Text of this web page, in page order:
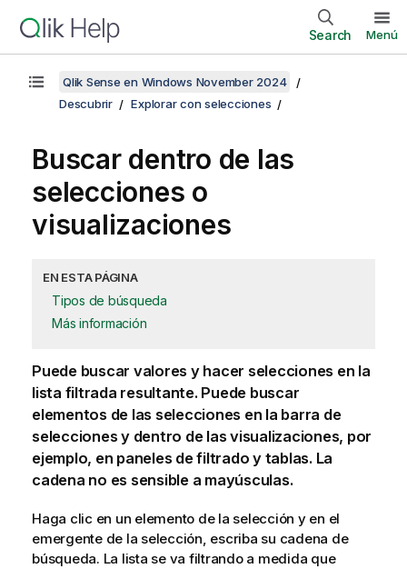
Search Menú
Qlik Sense en Windows November 2024
Descubrir
Explorar con selecciones
Buscar dentro de las
selecciones o
visualizaciones
EN ESTA PÁGINA
Tipos de búsqueda
Más información
Puede buscar valores y hacer selecciones en la
lista filtrada resultante. Puede buscar
elementos de las selecciones en la barra de
selecciones y dentro de las visualizaciones, por
ejemplo, en paneles de filtrado y tablas. La
cadena no es sensible a mayúsculas.
Haga clic en un elemento de la selección y en el
emergente de la selección, escriba su cadena de
búsqueda. La lista se va filtrando a medida que